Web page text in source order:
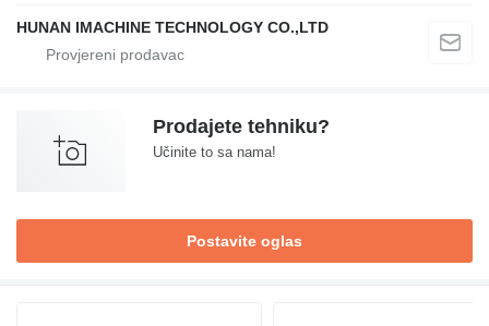
HUNAN IMACHINE TECHNOLOGY CO.,LTD
Prodajete tehniku?
Učinite to sa nama!
Postavite oglas